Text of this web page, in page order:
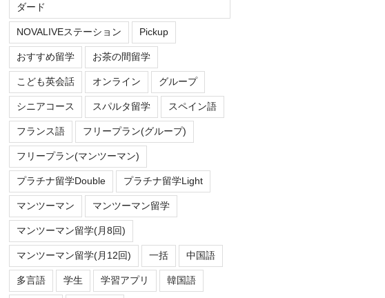
ダード
NOVALIVEステーション Pickup
おすすめ留学 お茶の間留学
こども英会話 オンライン グループ
シニアコース スパルタ留学 スペイン語
フランス語 フリープラン(グループ)
フリープラン(マンツーマン)
プラチナ留学Double プラチナ留学Light
マンツーマン マンツーマン留学
マンツーマン留学(月8回)
マンツーマン留学(月12回) 一括 中国語
多言語 学生 学習アプリ 韓国語